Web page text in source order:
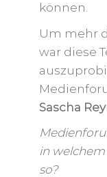
können.
Um mehr
war diese
Sascha
in
so?